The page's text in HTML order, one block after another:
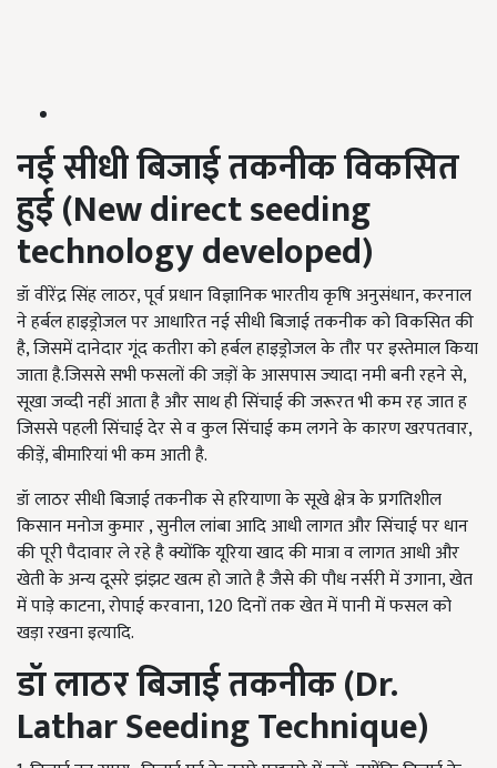
नईसीधीबिजाईतकनीकविकसित
हुई (New direct seeding
technology developed)
डॉ वीरेंद्र सिंह लाठर, पूर्व प्रधान विज्ञानिक भारतीय कृषि अनुसंधान, करनाल
ने हर्बल हाइड्रोजल पर आधारित नई सीधी बिजाई तकनीक को विकसित की
है, जिसमें दानेदार गूंद कतीरा को हर्बल हाइड्रोजल के तौर पर इस्तेमाल किया
जाता है.जिससे सभी फसलों की जड़ों के आसपास ज्यादा नमी बनी रहने से,
सूखा जव्दी नहीं आता है और साथ ही सिंचाई की जरूरत भी कम रह जात ह
जिससे पहली सिंचाई देर से व कुल सिंचाई कम लगने के कारण खरपतवार,
कीड़ें, बीमारियां भी कम आती है.
डॉ लाठर सीधी बिजाई तकनीक से हरियाणा के सूखे क्षेत्र के प्रगतिशील
किसान मनोज कुमार , सुनील लांबा आदि आधी लागत और सिंचाई पर धान
की पूरी पैदावार ले रहे है क्योंकि यूरिया खाद की मात्रा व लागत आधी और
खेती के अन्य दूसरे झंझट खत्म हो जाते है जैसे की पौध नर्सरी में उगाना, खेत
में पाड़े काटना, रोपाई करवाना, 120 दिनों तक खेत में पानी में फसल को
खड़ा रखना इत्यादि.
डॉलाठरबिजाईतकनीक (Dr.
Lathar Seeding Technique)